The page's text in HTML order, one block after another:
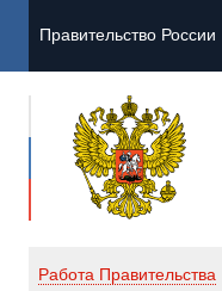
Правительство России
Работа Правительства